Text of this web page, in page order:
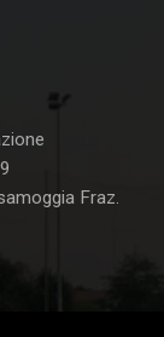
Fraz.